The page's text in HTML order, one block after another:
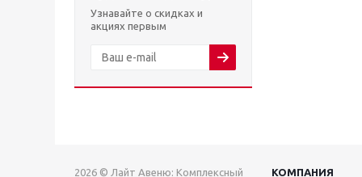
Узнавайте о скидках и
акциях первым
2026 © Лайт Авеню: Комплексный КОМПАНИЯ